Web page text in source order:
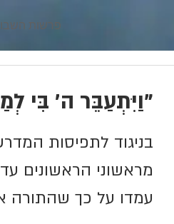
פרשות
"וַיִּתְעַבֵּר ה' בִּי
בניגוד לתפיסות
מראשוני הראשונים
עמדו על כך שהתורה